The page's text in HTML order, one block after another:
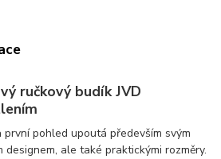
ručkový budík JVD
první pohled upoutá především svým
designem, ale také praktickými rozměry.